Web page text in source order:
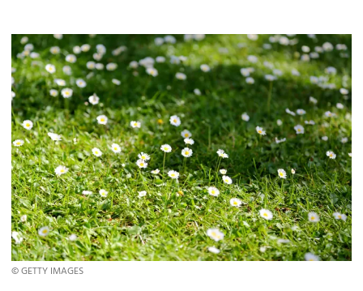
© GETTY IMAGES